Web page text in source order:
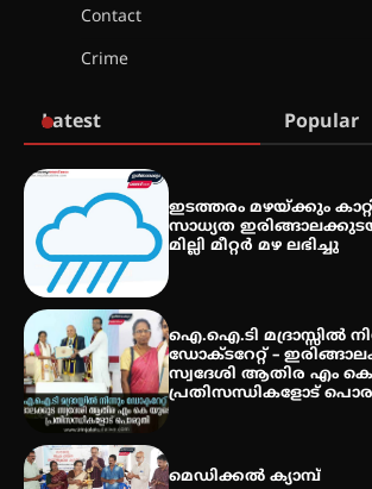
വിദ്യാർത്ഥികൾ
2026 കവിതാ ചർച്ച
ബാലൻ ഹാളിൽ 16ന്
Contact
Crime
Latest Popular
ഇടത്തരം മഴയ്ക്കും
സാധ്യത
മില്ലി മീറ്റർ മഴ ലഭിച്ചു
ഐ.ഐ.ടി മദ്രാസ്സിൽ
ഡോക്ടറേറ്റ് –
സ്വദേശി ആതിര എം കെ
പ്രതിസന്ധികളോട്
മെഡിക്കൽ ക്യാമ്പ്